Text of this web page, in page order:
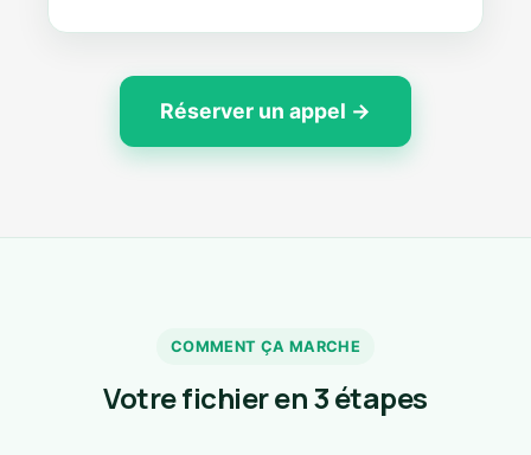
Réserver un appel →
COMMENT ÇA MARCHE
Votre fichier en 3 étapes